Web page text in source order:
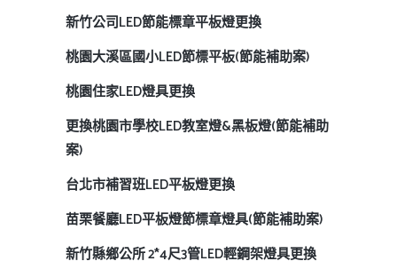
新竹公司LED節能標章平板燈更換
桃園大溪區國小LED節標平板(節能補助案)
桃園住家LED燈具更換
更換桃園市學校LED教室燈&黑板燈(節能補助
案)
台北市補習班LED平板燈更換
苗栗餐廳LED平板燈節標章燈具(節能補助案)
新竹縣鄉公所 2*4尺3管LED輕鋼架燈具更換